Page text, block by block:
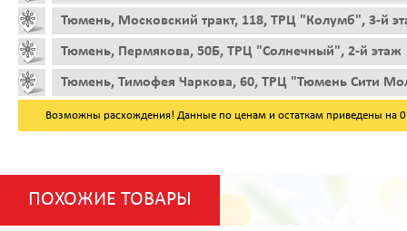
Тюмень, Московский тракт, 118, ТРЦ "Колумб", 3-й
Тюмень, Пермякова, 50Б, ТРЦ "Солнечный", 2-й этаж
Тюмень, Тимофея Чаркова, 60, ТРЦ "Тюмень Сити
Возможны расхождения! Данные по ценам и остаткам приведены на
ПОХОЖИЕ ТОВАРЫ